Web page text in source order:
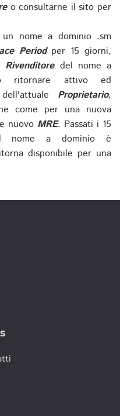
o consultarne il sito per
nome a dominio .sm
Periodper 15 giorni,
Rivenditoredel nome a
ritornare attivo ed
Proprietario,
come per una nuova
nuovo MRE. Passati i 15
a dominio è
disponibile per una